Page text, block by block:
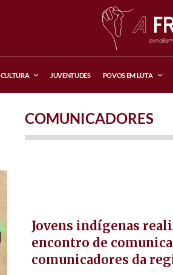
CULTURA JUVENTUDES POVOS EM LUTA
COMUNICADORES
Jovens indígenas
encontro de
comunicadores da